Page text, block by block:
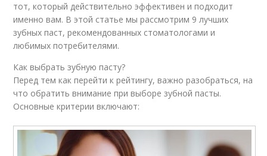
тот, который действительно эффективен и подходит
именно вам. В этой статье мы рассмотрим 9 лучших
зубных паст, рекомендованных стоматологами и
любимых потребителями.
Как выбрать зубную пасту?
Перед тем как перейти к рейтингу, важно разобраться, на
что обратить внимание при выборе зубной пасты.
Основные критерии включают: